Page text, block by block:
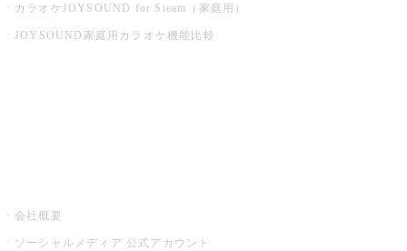
カラオケJOYSOUND for Steam（家庭用）
JOYSOUND家庭用カラオケ機能比較
会社概要
ソーシャルメディア 公式アカウント